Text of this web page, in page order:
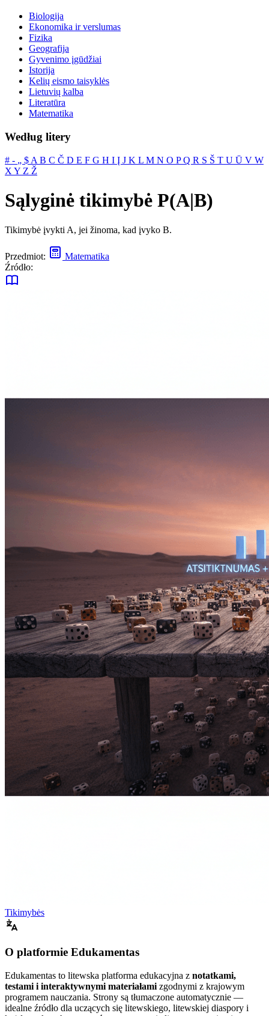
Biologija
Ekonomika ir verslumas
Fizika
Geografija
Gyvenimo įgūdžiai
Istorija
Kelių eismo taisyklės
Lietuvių kalba
Literatūra
Matematika
Według litery
# ‐ „ $ A B C Č D E F G H I Į J K L M N O PQ R S Š T U Ū V W
X Y Z Ž
Sąlyginė tikimybė P(A|B)
Tikimybė įvykti A, jei žinoma, kad įvyko B.
Przedmiot:
Matematika
Źródło:
Tikimybės
O platformie Edukamentas
Edukamentas to litewska platforma edukacyjna z notatkami,
testami i interaktywnymi materiałami zgodnymi z krajowym
programem nauczania. Strony są tłumaczone automatycznie —
idealne źródło dla uczących się litewskiego, litewskiej diaspory i